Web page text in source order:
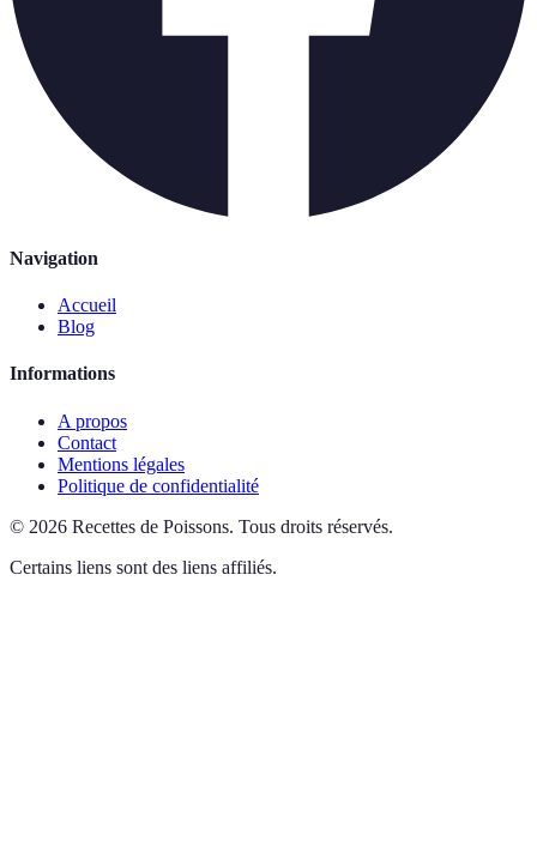
Navigation
Accueil
Blog
Informations
A propos
Contact
Mentions légales
Politique de confidentialité
© 2026 Recettes de Poissons. Tous droits réservés.
Certains liens sont des liens affiliés.